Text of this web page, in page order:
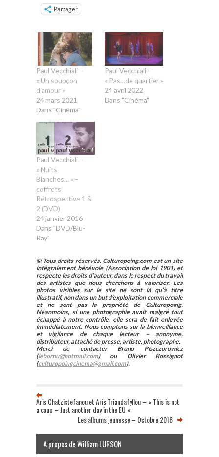
Partager
Paul Vecchiali –
« Un soupçon
d’amour »
24 mars 2021
Dans "Cinéma"
Paul Vecchiali –
« Pas…de quartier »
24 avril 2022
Dans "Cinéma"
Paul Vecchiali –
« Nuits
Blanches… » –
coffrets
Rétrospective 1 &
2 (DVD)
24 janvier 2016
Dans "DVD/Blu-
Ray"
© Tous droits réservés. Culturopoing.com est un site
intégralement bénévole (Association de loi 1901) et
respecte les droits d’auteur, dans le respect du travail
des artistes que nous cherchons à valoriser. Les
photos visibles sur le site ne sont là qu’à titre
illustratif, non dans un but d’exploitation commerciale
et ne sont pas la propriété de Culturopoing.
Néanmoins, si une photographie avait malgré tout
échappé à notre contrôle, elle sera de fait enlevée
immédiatement. Nous comptons sur la bienveillance
et vigilance de chaque lecteur – anonyme,
distributeur, attaché de presse, artiste, photographe.
Merci de contacter Bruno Piszczorowicz
(lebornu@hotmail.com) ou Olivier Rossignot
(culturopoingcinema@gmail.com).
Aris Chatzistefanou et Aris Triandafyllou – « This is not
a coup – Just another day in the EU »
Les albums jeunesse – Octobre 2016
A propos de William LURSON